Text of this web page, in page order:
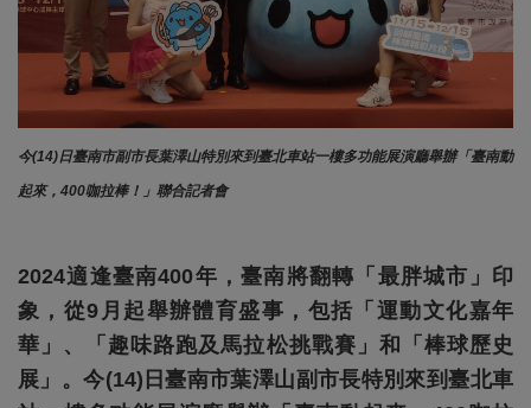
今(14)日臺南市副市長葉澤山特別來到臺北車站一樓多功能展演廳舉辦「臺南動
起來，400咖拉棒！」 聯合記者會
2024適逢臺南400年，臺南將翻轉「最胖城市」印
象，從9月起舉辦體育盛事，包括「運動文化嘉年
華」、「趣味路跑及馬拉松挑戰賽」和「棒球歷史
展」。今(14)日臺南市葉澤山副市長特別來到臺北車